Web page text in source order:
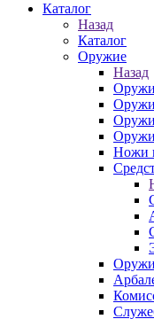
Каталог
Назад
Каталог
Оружие
Назад
Ножи